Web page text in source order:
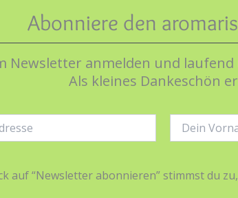
Abonniere den
Newsletter anmelden und
Als kleines Dankeschön
auf “Newsletter abonnieren” stimmst du